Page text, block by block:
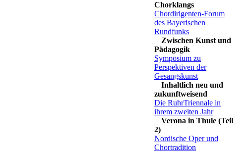
Chorklangs
Chordirigenten-Forum
des Bayerischen
Rundfunks
Zwischen Kunst und
Pädagogik
Symposium zu
Perspektiven der
Gesangskunst
Inhaltlich neu und
zukunftweisend
Die RuhrTriennale in
ihrem zweiten Jahr
Verona in Thule (Teil
2)
Nordische Oper und
Chortradition